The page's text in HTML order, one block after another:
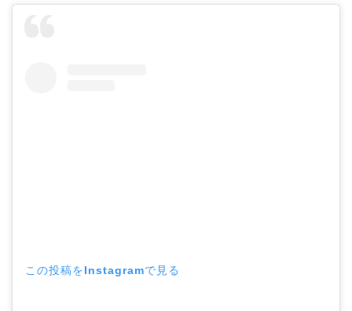
この投稿をInstagramで見る